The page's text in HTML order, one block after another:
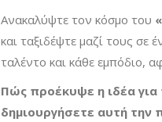
Ανακαλύψτε τον κόσμο του
και ταξιδέψτε μαζί τους σε
ταλέντο και κάθε εμπόδιο,
Πώς προέκυψε η ιδέα για
δημιουργήσετε αυτή την